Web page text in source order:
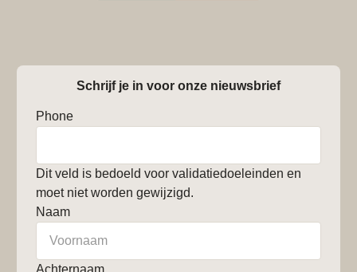
Schrijf je in voor onze nieuwsbrief
Phone
Dit veld is bedoeld voor validatiedoeleinden en
moet niet worden gewijzigd.
Naam
Achternaam